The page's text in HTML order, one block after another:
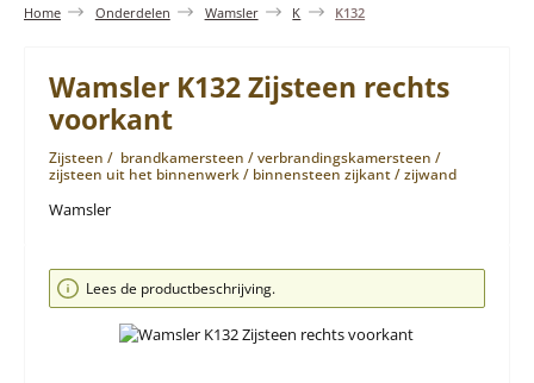
Home Onderdelen Wamsler K K132
Wamsler K132 Zijsteen rechts
voorkant
Zijsteen / brandkamersteen / verbrandingskamersteen /
zijsteen uit het binnenwerk / binnensteen zijkant / zijwand
Wamsler
Afbeeldingengalerij overslaan
Lees de productbeschrijving.